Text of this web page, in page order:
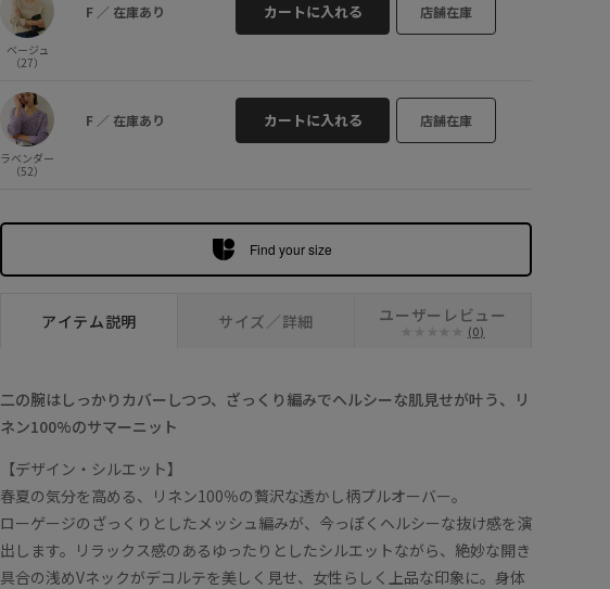
ベージュ
（27）
F ／ 在庫あり カートに入れる 店舗在庫
ラベンダー
（52）
F ／ 在庫あり カートに入れる 店舗在庫
Find your size
アイテム説明 サイズ／詳細 ユーザーレビュー
(0)
二の腕はしっかりカバーしつつ、ざっくり編みでヘルシーな肌見せが叶う、リ
ネン100%のサマーニット
【デザイン・シルエット】
春夏の気分を高める、リネン100％の贅沢な透かし柄プルオーバー。
ローゲージのざっくりとしたメッシュ編みが、今っぽくヘルシーな抜け感を演
出します。リラックス感のあるゆったりとしたシルエットながら、絶妙な開き
具合の浅めVネックがデコルテを美しく見せ、女性らしく上品な印象に。身体